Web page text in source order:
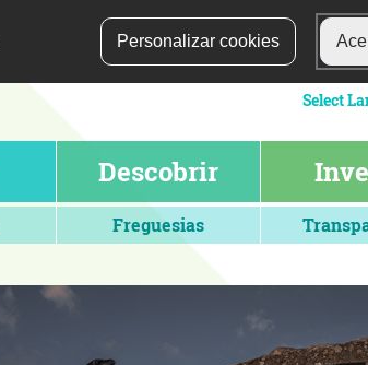
Personalizar cookies
Descobrir
Freguesias